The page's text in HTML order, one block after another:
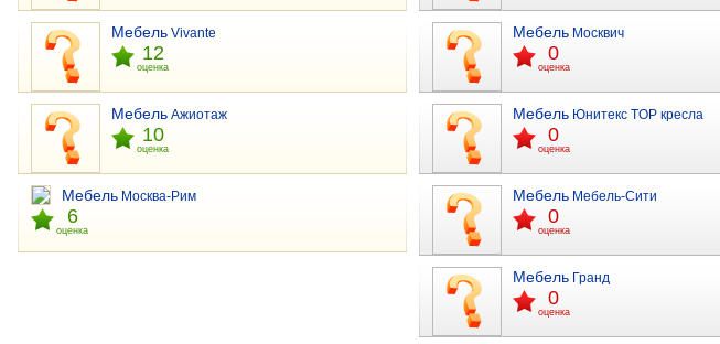
Мебель Vivante
12
оценка
Мебель Ажиотаж
10
оценка
Мебель Москва-Рим
6
оценка
МебельМосквич
0
оценка
МебельЮнитекс TOP кресла
0
оценка
МебельМебель-Сити
0
оценка
МебельГранд
0
оценка